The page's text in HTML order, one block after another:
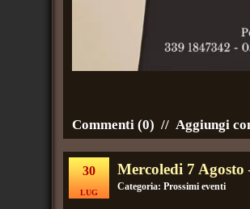
Commenti (0) // Aggiungi
30
LUG
Mercoledi 7
Categoria: Prossimi eventi